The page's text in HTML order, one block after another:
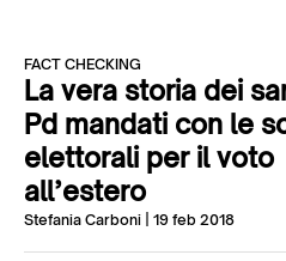
FACT CHECKING
La vera storia dei
Pd mandati con le
elettorali per il voto
all’estero
Stefania Carboni | 19 feb 2018